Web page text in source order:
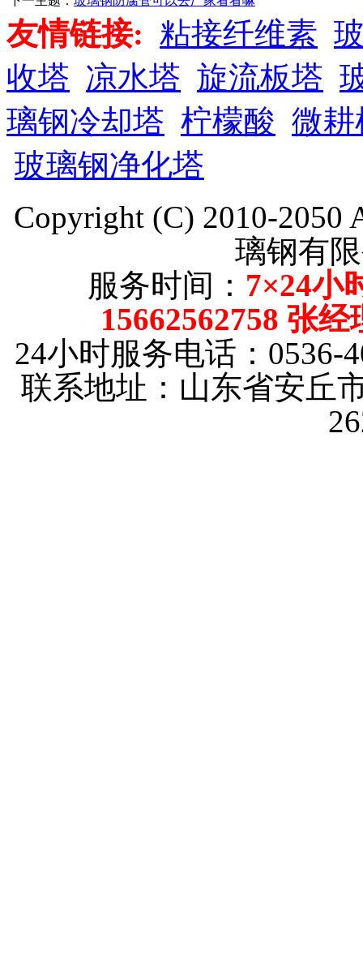
友情链接: 粘接纤维素
收塔 凉水塔 旋流板塔
璃钢冷却塔 柠檬酸 微耕
玻璃钢净化塔
Copyright (C) 2010-2050
璃钢有
服务时间： 7×24小
15662562758 张
24小时服务电话：
联系地址：山东省安丘